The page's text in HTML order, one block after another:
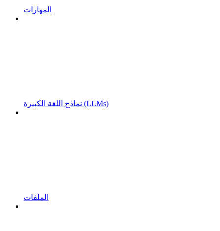
المهارات
نماذج اللغة الكبيرة (LLMs)
الملفات